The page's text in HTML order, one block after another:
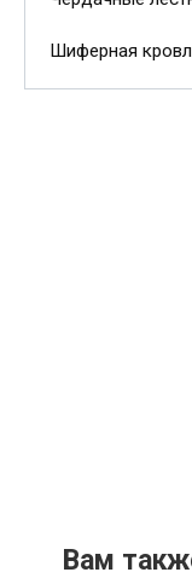
Шиферная
Вам